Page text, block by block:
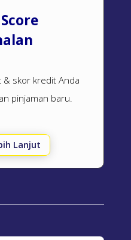
& skor kredit Anda
pinjaman baru.
Lanjut